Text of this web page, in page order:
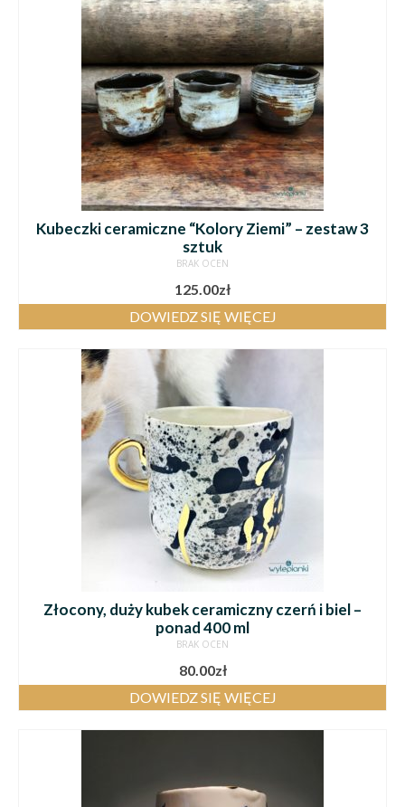
Kubeczki ceramiczne “Kolory Ziemi” – zestaw 3
sztuk
BRAK OCEN
125.00zł
DOWIEDZ SIĘ WIĘCEJ
Złocony, duży kubek ceramiczny czerń i biel –
ponad 400 ml
BRAK OCEN
80.00zł
DOWIEDZ SIĘ WIĘCEJ